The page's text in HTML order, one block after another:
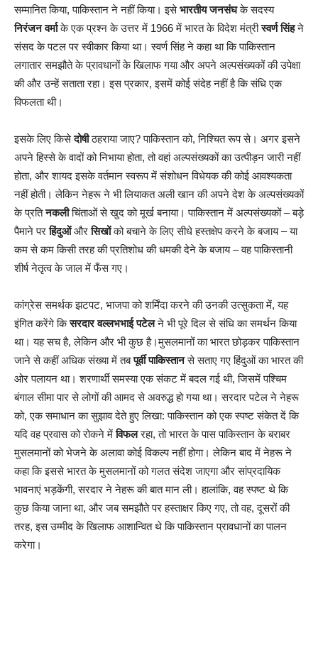
सम्मानित किया, पाकिस्तान ने नहीं किया। इसेभारतीय जनसंघके सदस्य
निरंजन वर्माके एक प्रश्न के उत्तर में 1966 में भारत के विदेश मंत्रीस्वर्ण सिंहने
संसद के पटल पर स्वीकार किया था। स्वर्ण सिंह ने कहा था कि पाकिस्तान
लगातार समझौते के प्रावधानों के खिलाफ गया और अपने अल्पसंख्यकों की उपेक्षा
की और उन्हें सताता रहा। इस प्रकार, इसमें कोई संदेह नहीं है कि संधि एक
विफलता थी।
इसके लिए किसेदोषीठहराया जाए? पाकिस्तान को, निश्चित रूप से। अगर इसने
अपने हिस्से के वादों को निभाया होता, तो वहां अल्पसंख्यकों का उत्पीड़न जारी नहीं
होता, और शायद इसके वर्तमान स्वरूप में संशोधन विधेयक की कोई आवश्यकता
नहीं होती। लेकिन नेहरू ने भी लियाकत अली खान की अपने देश के अल्पसंख्यकों
के प्रतिनकलीचिंताओं से खुद को मूर्ख बनाया। पाकिस्तान में अल्पसंख्यकों – बड़े
पैमाने परहिंदुओंऔरसिखोंको बचाने के लिए सीधे हस्तक्षेप करने के बजाय – या
कम से कम किसी तरह की प्रतिशोध की धमकी देने के बजाय – वह पाकिस्तानी
शीर्ष नेतृत्व के जाल में फँस गए।
कांग्रेस समर्थक झटपट, भाजपा को शर्मिंदा करने की उनकी उत्सुकता में, यह
इंगित करेंगे किसरदार वल्लभभाई पटेलने भी पूरे दिल से संधि का समर्थन किया
था। यह सच है, लेकिन और भी कुछ है।मुसलमानों का भारत छोड़कर पाकिस्तान
जाने से कहीं अधिक संख्या में तबपूर्वी पाकिस्तानसे सताए गए हिंदुओं का भारत की
ओर पलायन था। शरणार्थी समस्या एक संकट में बदल गई थी, जिसमें पश्चिम
बंगाल सीमा पार से लोगों की आमद से अवरुद्ध हो गया था। सरदार पटेल ने नेहरू
को, एक समाधान का सुझाव देते हुए लिखा: पाकिस्तान को एक स्पष्ट संकेत दें कि
यदि वह प्रवास को रोकने मेंविफलरहा, तो भारत के पास पाकिस्तान के बराबर
मुसलमानों को भेजने के अलावा कोई विकल्प नहीं होगा। लेकिन बाद में नेहरू ने
कहा कि इससे भारत के मुसलमानों को गलत संदेश जाएगा और सांप्रदायिक
भावनाएं भड़केंगी, सरदार ने नेहरू की बात मान ली। हालांकि, वह स्पष्ट थे कि
कुछ किया जाना था, और जब समझौते पर हस्ताक्षर किए गए, तो वह, दूसरों की
तरह, इस उम्मीद के खिलाफ आशान्वित थे कि पाकिस्तान प्रावधानों का पालन
करेगा।